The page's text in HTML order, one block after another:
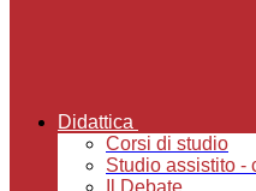
Didattica
Corsi di studio
Studio assistito -